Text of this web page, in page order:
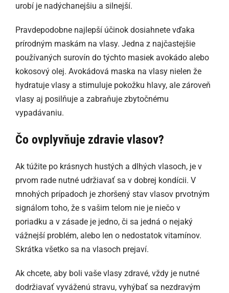
urobí je nadýchanejšiu a silnejší.
Pravdepodobne najlepší účinok dosiahnete vďaka
prírodným maskám na vlasy. Jedna z najčastejšie
používaných surovín do týchto masiek avokádo alebo
kokosový olej. Avokádová maska na vlasy nielen že
hydratuje vlasy a stimuluje pokožku hlavy, ale zároveň
vlasy aj posilňuje a zabraňuje zbytočnému
vypadávaniu.
Čo ovplyvňuje zdravie vlasov?
Ak túžite po krásnych hustých a dlhých vlasoch, je v
prvom rade nutné udržiavať sa v dobrej kondícii. V
mnohých prípadoch je zhoršený stav vlasov prvotným
signálom toho, že s vašim telom nie je niečo v
poriadku a v zásade je jedno, či sa jedná o nejaký
vážnejší problém, alebo len o nedostatok vitamínov.
Skrátka všetko sa na vlasoch prejaví.
Ak chcete, aby boli vaše vlasy zdravé, vždy je nutné
dodržiavať vyváženú stravu, vyhýbať sa nezdravým